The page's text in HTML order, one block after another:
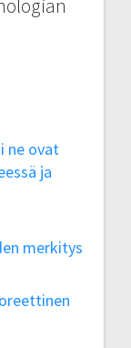
ne ovat
ja
merkitys